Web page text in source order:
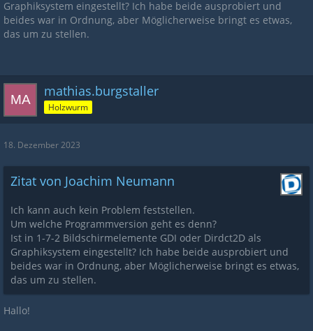
Graphiksystem eingestellt? Ich habe beide ausprobiert und
beides war in Ordnung, aber Möglicherweise bringt es etwas,
das um zu stellen.
mathias.burgstaller
Holzwurm
18. Dezember 2023
Zitat von Joachim Neumann
Ich kann auch kein Problem feststellen.
Um welche Programmversion geht es denn?
Ist in 1-7-2 Bildschirmelemente GDI oder Dirdct2D als
Graphiksystem eingestellt? Ich habe beide ausprobiert und
beides war in Ordnung, aber Möglicherweise bringt es etwas,
das um zu stellen.
Hallo!